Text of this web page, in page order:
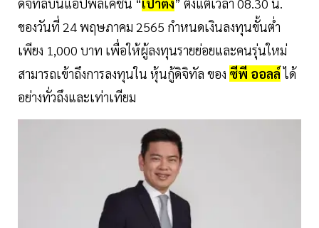
ของวันที่ 24 พฤษภาคม 2565 กำหนดเงินลงทุนขั้นต่ำ
เพียง 1,000 บาท เพื่อให้ผู้ลงทุนรายย่อยและคนรุ่นใหม่
สามารถเข้าถึงการลงทุนใน หุ้นกู้ดิจิทัล ของ ซีพี ออลล์ได้
อย่างทั่วถึงและเท่าเทียม